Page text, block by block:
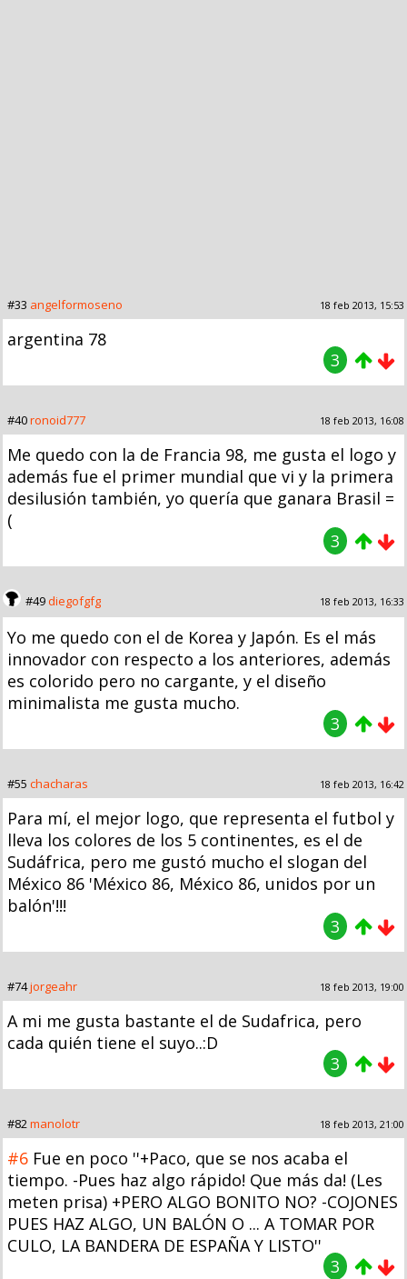
#33 angelformoseno 18 feb 2013, 15:53
argentina 78
3
#40ronoid777 18 feb 2013, 16:08
Me quedo con la de Francia 98, me gusta el logo y
además fue el primer mundial que vi y la primera
desilusión también, yo quería que ganara Brasil =
(
3
#49diegofgfg 18 feb 2013, 16:33
Yo me quedo con el de Korea y Japón. Es el más
innovador con respecto a los anteriores, además
es colorido pero no cargante, y el diseño
minimalista me gusta mucho.
3
#55 chacharas 18 feb 2013, 16:42
Para mí, el mejor logo, que representa el futbol y
lleva los colores de los 5 continentes, es el de
Sudáfrica, pero me gustó mucho el slogan del
México 86 'México 86, México 86, unidos por un
balón'!!!
3
#74jorgeahr 18 feb 2013, 19:00
A mi me gusta bastante el de Sudafrica, pero
cada quién tiene el suyo..:D
3
#82manolotr 18 feb 2013, 21:00
#6 Fue en poco ''+Paco, que se nos acaba el
tiempo. -Pues haz algo rápido! Que más da! (Les
meten prisa) +PERO ALGO BONITO NO? -COJONES
PUES HAZ ALGO, UN BALÓN O ... A TOMAR POR
CULO, LA BANDERA DE ESPAÑA Y LISTO''
3